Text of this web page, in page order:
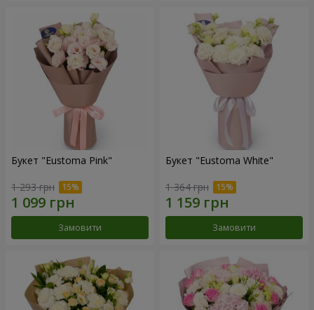
Букет "Eustoma Pink"
1 293 грн
Замовити
Букет "Eustoma White"
1 364 грн
Замовити